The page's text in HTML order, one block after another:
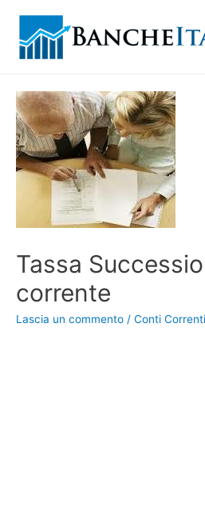
Tassa
corrente
Lascia un commento / Conti Correnti